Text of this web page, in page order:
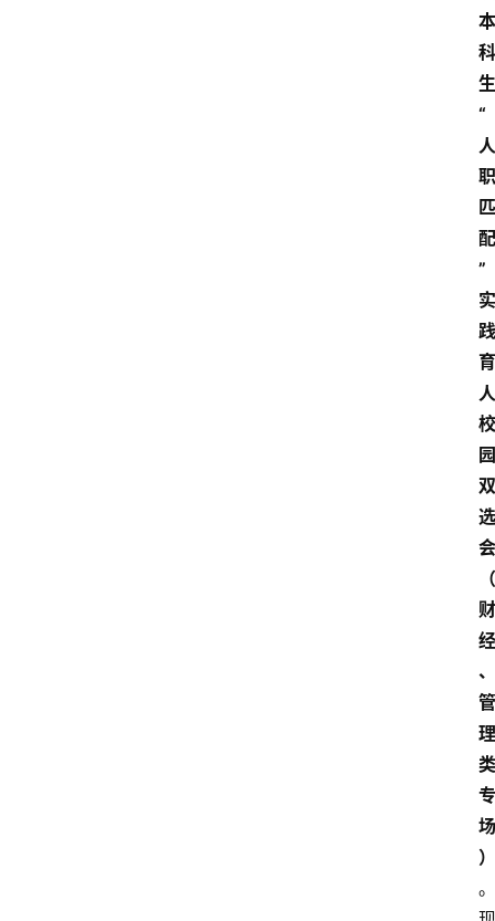
本
科
生
“
人
职
匹
配
”
实
践
育
人
校
园
双
选
会
（
财
经
、
管
理
类
专
场
）
。